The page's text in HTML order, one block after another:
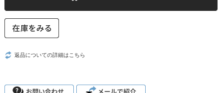
返品についての詳細はこちら